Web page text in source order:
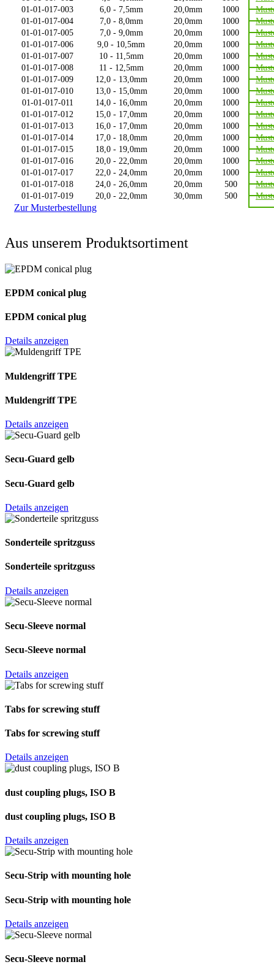
01-01-017-003
6,0 - 7,5mm 20,0mm 1000
01-01-017-004
7,0 - 8,0mm 20,0mm 1000
01-01-017-005
7,0 - 9,0mm 20,0mm 1000
01-01-017-006
9,0 - 10,5mm 20,0mm 1000
01-01-017-007
10 - 11,5mm 20,0mm 1000
01-01-017-008
11 - 12,5mm 20,0mm 1000
01-01-017-009
12,0 - 13,0mm 20,0mm 1000
01-01-017-010
13,0 - 15,0mm 20,0mm 1000
01-01-017-011
14,0 - 16,0mm 20,0mm 1000
01-01-017-012
15,0 - 17,0mm 20,0mm 1000
01-01-017-013
16,0 - 17,0mm 20,0mm 1000
01-01-017-014
17,0 - 18,0mm 20,0mm 1000
01-01-017-015
18,0 - 19,0mm 20,0mm 1000
01-01-017-016
20,0 - 22,0mm 20,0mm 1000
01-01-017-017
22,0 - 24,0mm 20,0mm 1000
01-01-017-018
24,0 - 26,0mm 20,0mm 500
01-01-017-019
20,0 - 22,0mm 30,0mm 500
Zur Musterbestellung
Aus unserem Produktsortiment
EPDM conical plug
EPDM conical plug
Details anzeigen
Muldengriff TPE
Muldengriff TPE
Details anzeigen
Secu-Guard gelb
Secu-Guard gelb
Details anzeigen
Sonderteile spritzguss
Sonderteile spritzguss
Details anzeigen
Secu-Sleeve normal
Secu-Sleeve normal
Details anzeigen
Tabs for screwing stuff
Tabs for screwing stuff
Details anzeigen
dust coupling plugs, ISO B
dust coupling plugs, ISO B
Details anzeigen
Secu-Strip with mounting hole
Secu-Strip with mounting hole
Details anzeigen
Secu-Sleeve normal